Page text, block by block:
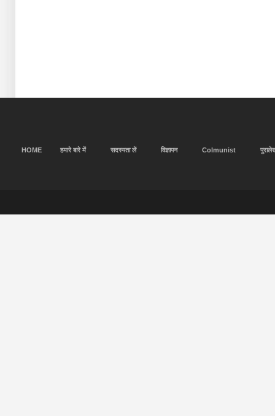
HOME हमारे बारे में सदस्यता लें विज्ञापन Colmunist